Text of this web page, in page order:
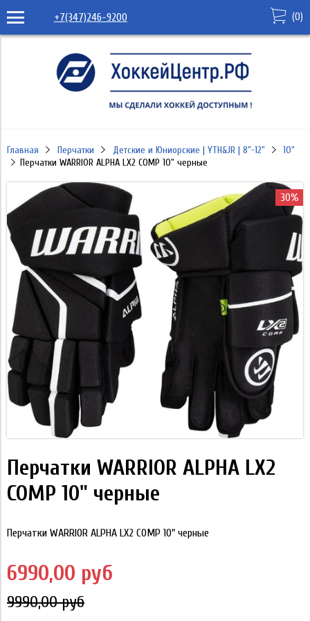
+7(347)246-9200 (0)
Главная Перчатки Детские и Юниорские | YTH&JR | 8"-12"
10"
Перчатки WARRIOR ALPHA LX2 COMP 10" черные
30%
Перчатки WARRIOR ALPHA LX2
COMP 10" черные
Перчатки WARRIOR ALPHA LX2 COMP 10" черные
6990,00 руб
9990,00 руб